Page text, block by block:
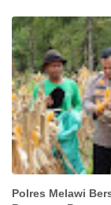
Polres Melawi